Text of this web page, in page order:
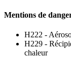
Mentions de
H222 -
H229 -
chaleur